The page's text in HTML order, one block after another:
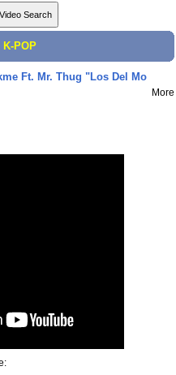
K-POP
Ft. Mr. Thug "Los Del Mo
More